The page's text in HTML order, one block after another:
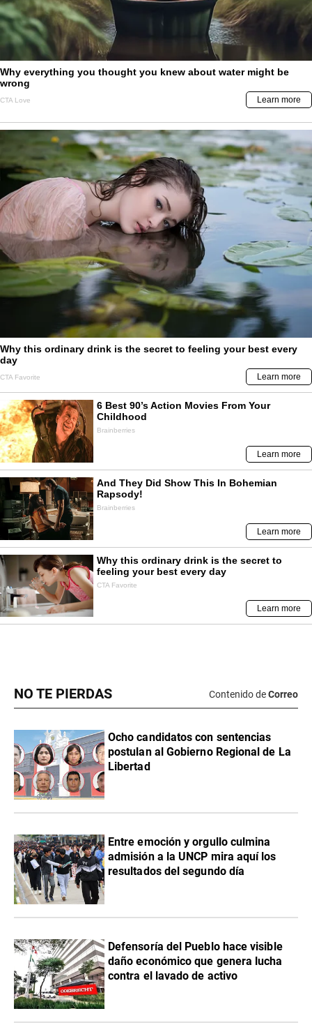
NO TE PIERDAS Contenido deCorreo
Ocho candidatos con sentencias
postulan al Gobierno Regional de La
Libertad
Entre emoción y orgullo culmina
admisión a la UNCP mira aquí los
resultados del segundo día
Defensoría del Pueblo hace visible
daño económico que genera lucha
contra el lavado de activo